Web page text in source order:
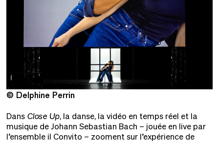
© Delphine Perrin
Dans Close Up, la danse, la vidéo en temps réel et la
musique de Johann Sebastian Bach – jouée en live par
l’ensemble il Convito – zooment sur l’expérience de